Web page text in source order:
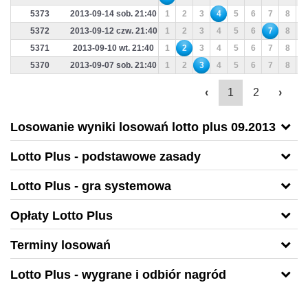
5373
2013-09-14 sob. 21:40 1 2 3 4 5 6 7 8
5372
2013-09-12 czw. 21:40 1 2 3 4 5 6 7 8
5371
2013-09-10 wt. 21:40 1 2 3 4 5 6 7 8
5370
2013-09-07 sob. 21:40 1 2 3 4 5 6 7 8
‹ 1 2 ›
Losowanie wyniki losowań lotto plus 09.2013
Lotto Plus - podstawowe zasady
Lotto Plus - gra systemowa
Opłaty Lotto Plus
Terminy losowań
Lotto Plus - wygrane i odbiór nagród